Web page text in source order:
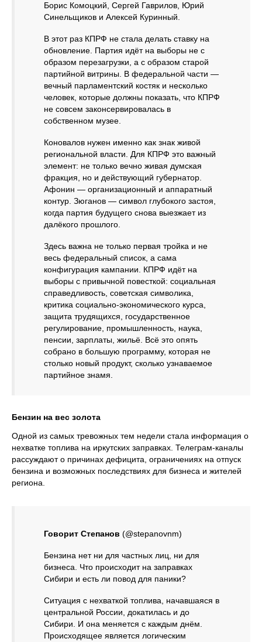
Борис Комоцкий, Сергей Гаврилов, Юрий
Синельщиков и Алексей Куринный.
В этот раз КПРФ не стала делать ставку на
обновление. Партия идёт на выборы не с
образом перезагрузки, а с образом старой
партийной витрины. В федеральной части —
вечный парламентский костяк и несколько
человек, которые должны показать, что КПРФ
не совсем законсервировалась в
собственном музее.
Коновалов нужен именно как знак живой
региональной власти. Для КПРФ это важный
элемент: не только вечно живая думская
фракция, но и действующий губернатор.
Афонин — организационный и аппаратный
контур. Зюганов — символ глубокого застоя,
когда партия будущего снова выезжает из
далёкого прошлого.
Здесь важна не только первая тройка и не
весь федеральный список, а сама
конфигурация кампании. КПРФ идёт на
выборы с привычной повесткой: социальная
справедливость, советская символика,
критика социально-экономического курса,
защита трудящихся, государственное
регулирование, промышленность, наука,
пенсии, зарплаты, жильё. Всё это опять
собрано в большую программу, которая не
столько новый продукт, сколько узнаваемое
партийное знамя.
Бензин на вес золота
Одной из самых тревожных тем недели стала информация о
нехватке топлива на иркутских заправках. Телеграм-каналы
рассуждают о причинах дефицита, ограничениях на отпуск
бензина и возможных последствиях для бизнеса и жителей
региона.
Говорит Степанов (@stepanovnm)
Бензина нет ни для частных лиц, ни для
бизнеса. Что происходит на заправках
Сибири и есть ли повод для паники?
Ситуация с нехваткой топлива, начавшаяся в
центральной России, докатилась и до
Сибири. И она меняется с каждым днём.
Происходящее является логическим